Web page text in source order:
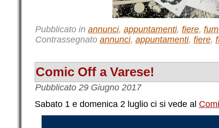
Pubblicato in annunci, appuntamenti, fiere,
Contrassegnato annunci, appuntamenti, fiere,
Comic Off a Varese!
Pubblicato 29 Giugno 2017
Sabato 1 e domenica 2 luglio ci si vede al